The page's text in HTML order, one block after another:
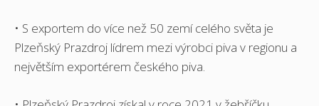
• S exportem do více než 50 zemí celého světa je
Plzeňský Prazdroj lídrem mezi výrobci piva v regionu a
největším exportérem českého piva.